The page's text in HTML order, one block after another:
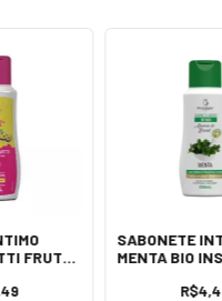
FRUTTI
SABONETE
MENTA BIO